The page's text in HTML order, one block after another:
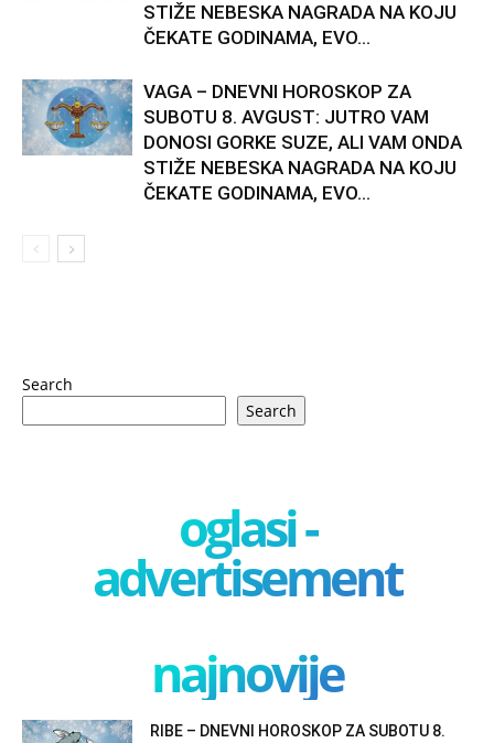
STIŽE NEBESKA NAGRADA NA KOJU
ČEKATE GODINAMA, EVO...
VAGA – DNEVNI HOROSKOP ZA
SUBOTU 8. AVGUST: JUTRO VAM
DONOSI GORKE SUZE, ALI VAM ONDA
STIŽE NEBESKA NAGRADA NA KOJU
ČEKATE GODINAMA, EVO...
Search
Search
oglasi -
advertisement
najnovije
RIBE – DNEVNI HOROSKOP ZA SUBOTU 8.